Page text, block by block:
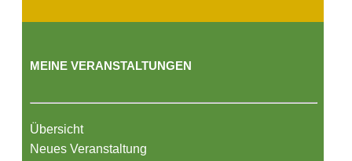
MEINE VERANSTALTUNGEN
Übersicht
Neues Veranstaltung